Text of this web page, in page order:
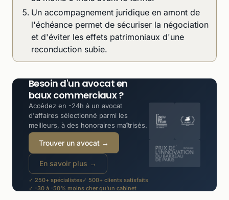
Un accompagnement juridique en amont de
l'échéance permet de sécuriser la négociation
et d'éviter les effets patrimoniaux d'une
reconduction subie.
Besoin d'un avocat en
baux commerciaux ?
Accédez en -24h à un avocat
d'affaires sélectionné parmi les
meilleurs, à des honoraires maîtrisés.
Trouver un avocat →
En savoir plus →
✓ 250+ spécialistes✓ 500+ clients satisfaits
✓ -30 à -50% moins cher qu'un cabinet